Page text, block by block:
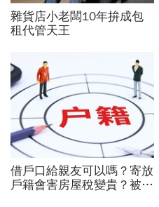
雜貨店小老闆10年拚成包
租代管天王
借戶口給親友可以嗎？寄放
戶籍會害房屋稅變貴？被查